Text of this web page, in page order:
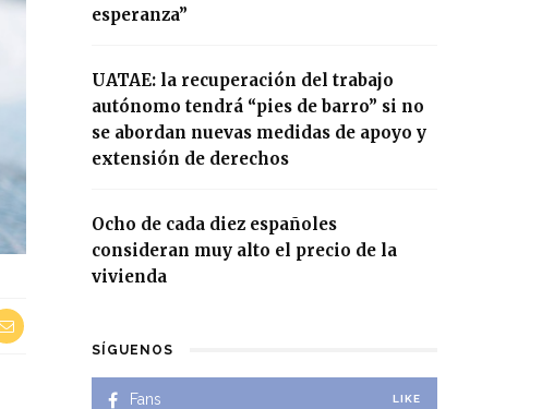
esperanza”
UATAE: la recuperación del trabajo
autónomo tendrá “pies de barro” si no
se abordan nuevas medidas de apoyo y
extensión de derechos
Ocho de cada diez españoles
consideran muy alto el precio de la
vivienda
SÍGUENOS
Fans LIKE